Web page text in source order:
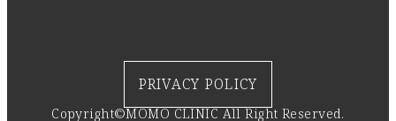
PRIVACY POLICY
Copyright©MOMO CLINIC All Right Reserved.